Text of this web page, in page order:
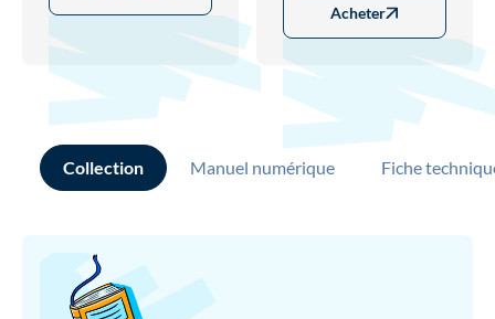
Acheter
Collection Manuel numérique Fiche